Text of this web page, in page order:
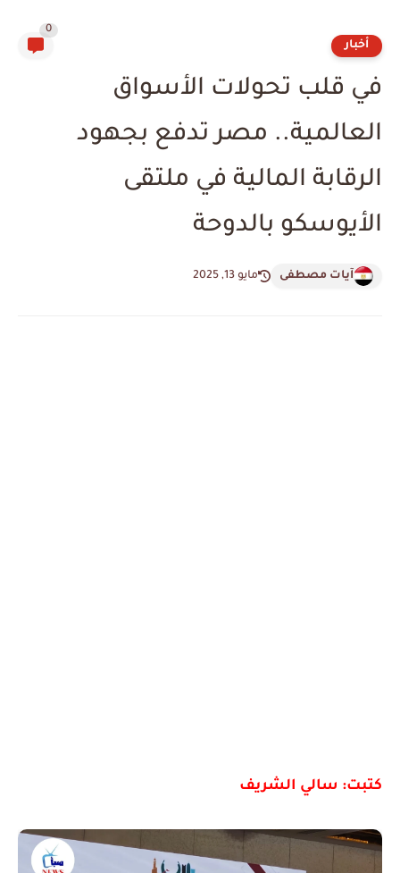
أخبار
0
في قلب تحولات الأسواق
العالمية.. مصر تدفع بجهود
الرقابة المالية في ملتقى
الأيوسكو بالدوحة
آيات مصطفى مايو 13, 2025
كتبت: سالي الشريف